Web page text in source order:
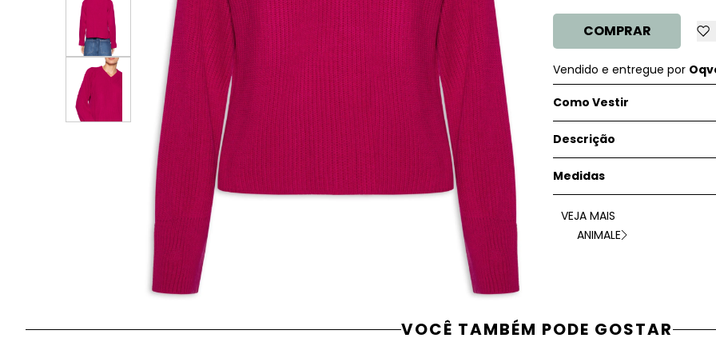
COMPRAR
Vendido e entregue por
Como Vestir
Descrição
Medidas
VEJA MAIS
ANIMALE
VOCÊ TAMBÉM PODE GOSTAR